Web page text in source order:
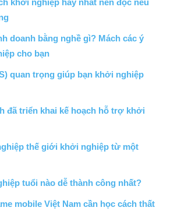
khởi nghiệp hay nhất nên đọc nếu
doanh bằng nghề gì? Mách các ý
cho bạn
quan trọng giúp bạn khởi nghiệp
đã triển khai kế hoạch hỗ trợ khởi
thế giới khởi nghiệp từ một
tuổi nào dễ thành công nhất?
mobile Việt Nam cần học cách thất